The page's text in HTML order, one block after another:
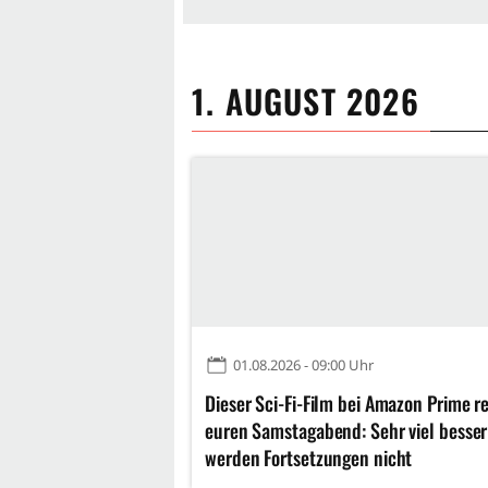
1. AUGUST 2026
01.08.2026 - 09:00 Uhr
Dieser Sci-Fi-Film bei Amazon Prime
euren Samstagabend: Sehr viel besser
werden Fortsetzungen nicht